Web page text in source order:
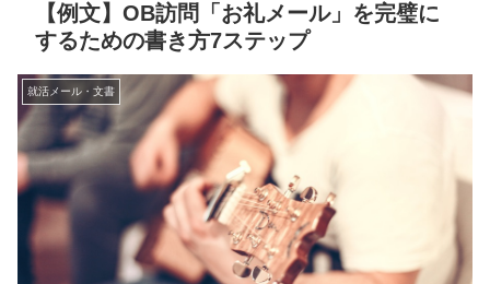
【例文】OB訪問「お礼メール」を完璧に
するための書き方7ステップ
就活メール・文書